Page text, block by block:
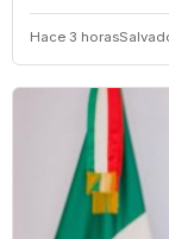
Hace 3 horas